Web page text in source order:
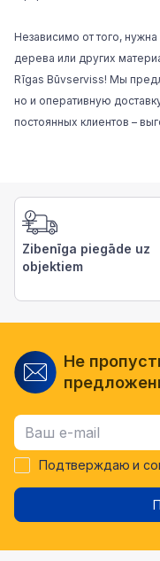
Независимо от того,
дерева или других
Rīgas Būvserviss! Мы
но и оперативную
постоянных клиентов –
Zibenīga piegāde uz
objektiem
Не
Подтверждаю и